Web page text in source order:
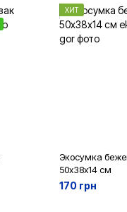
ХИТ
Экосумка
50х38х14 см
170 грн